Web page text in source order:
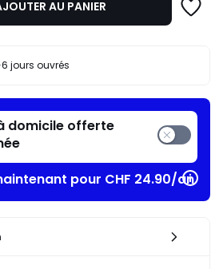
AU PANIER
jours ouvrés
domicile offerte
pour CHF 24.90/an​